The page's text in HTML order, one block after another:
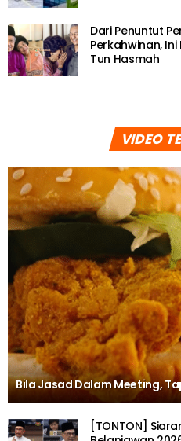
Dari Penuntut
Perkahwinan,
Tun Hasmah
VIDEO
Bila Jasad Dalam Meeting,
[TONTON]